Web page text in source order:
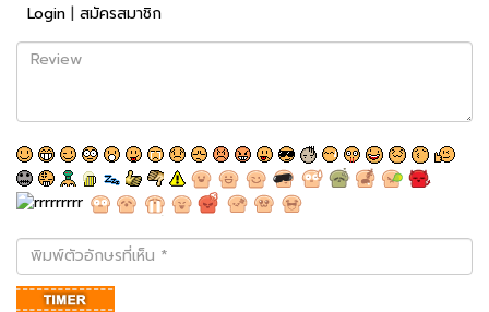
Login | สมัครสมาชิก
Review
พิมพ์
ตัว
อักษร